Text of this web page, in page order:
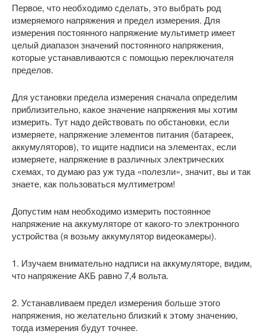
Первое, что необходимо сделать, это выбрать род
измеряемого напряжения и предел измерения. Для
измерения постоянного напряжение мультиметр имеет
целый диапазон значений постоянного напряжения,
которые устанавливаются с помощью переключателя
пределов.
Для установки предела измерения сначала определим
приблизительно, какое значение напряжения мы хотим
измерить. Тут надо действовать по обстановки, если
измеряете, напряжение элементов питания (батареек,
аккумуляторов), то ищите надписи на элементах, если
измеряете, напряжение в различных электрических
схемах, то думаю раз уж туда «полезли», значит, вы и так
знаете, как пользоваться мултиметром!
Допустим нам необходимо измерить постоянное
напряжение на аккумуляторе от какого-то электронного
устройства (я возьму аккумулятор видеокамеры).
1. Изучаем внимательно надписи на аккумуляторе, видим,
что напряжение АКБ равно 7,4 вольта.
2. Устанавливаем предел измерения больше этого
напряжения, но желательно близкий к этому значению,
тогда измерения будут точнее.